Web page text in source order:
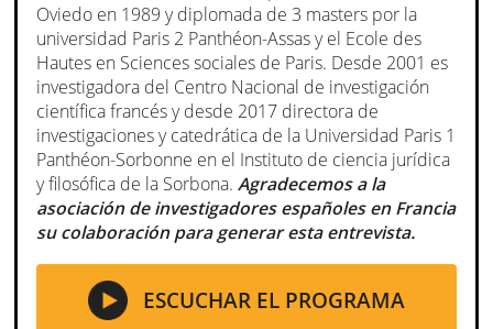
Oviedo en 1989 y diplomada de 3 masters por la
universidad Paris 2 Panthéon-Assas y el Ecole des
Hautes en Sciences sociales de Paris. Desde 2001 es
investigadora del Centro Nacional de investigación
científica francés y desde 2017 directora de
investigaciones y catedrática de la Universidad Paris 1
Panthéon-Sorbonne en el Instituto de ciencia jurídica
y filosófica de la Sorbona.Agradecemos a la
asociación de investigadores españoles en Francia
su colaboración para generar esta entrevista.
ESCUCHAR EL PROGRAMA